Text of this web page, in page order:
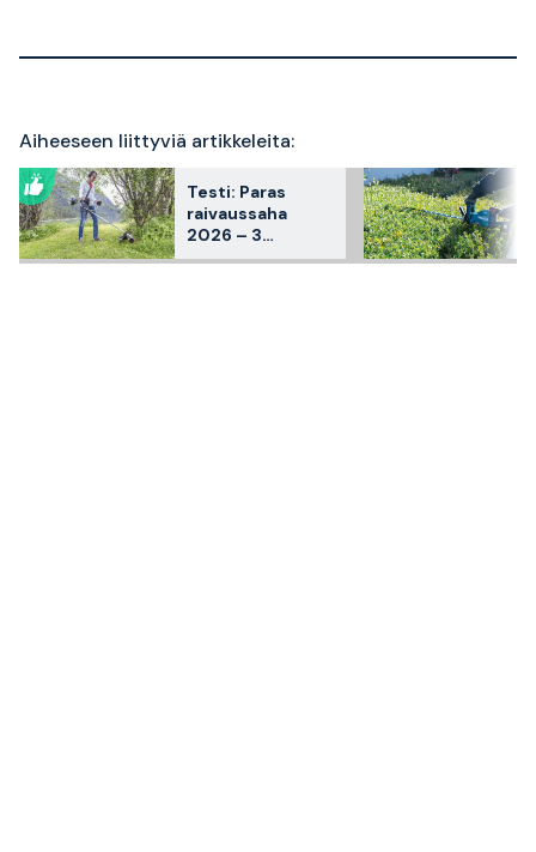
Aiheeseen liittyviä artikkeleita:
Testi: Paras
raivaussaha
2026 – 3
myyntisuosikkia